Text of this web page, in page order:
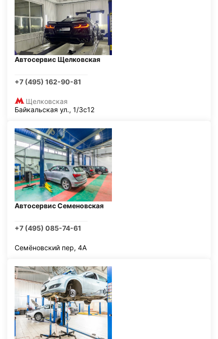
Автосервис Щелковская
+7 (495) 162-90-81
Щелковская
Байкальская ул., 1/3с12
Автосервис Семеновская
+7 (495) 085-74-61
Семёновский пер, 4А